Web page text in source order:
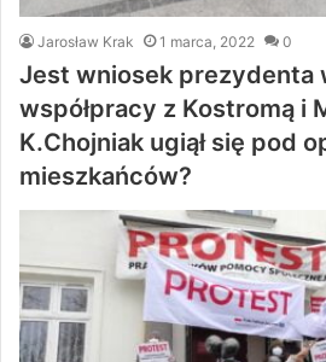
Jarosław Krak 1 marca, 2022 0
Jest wniosek prezydenta
współpracy z Kostromą i
K.Chojniak ugiął się pod
mieszkańców?